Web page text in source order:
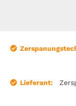
Lieferant: